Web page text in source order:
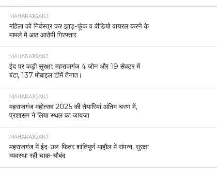
MAHARAJGANJ
महिला को निर्वस्त्र कर झाड़-फूंक व वीडियो वायरल करने के
मामले में आठ आरोपी गिरफ्तार
MAHARAJGANJ
ईद पर कड़ी सुरक्षा: महराजगंज 4 जोन और 19 सेक्टर में
बंटा, 137 मोबाइल टीमें तैनात।
MAHARAJGANJ
महराजगंज महोत्सव 2025 की तैयारियां अंतिम चरण में,
प्रशासन ने लिया स्थल का जायजा
MAHARAJGANJ
महराजगंज में ईद-उल-फितर शांतिपूर्ण माहौल में संपन्न, सुरक्षा
व्यवस्था रही चाक-चौबंद